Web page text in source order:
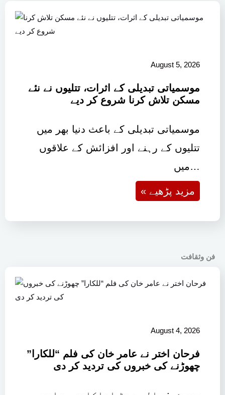
August 5, 2026
موسمیاتی تبدیلی کے اثرات، تتلیوں نے نئے
مسکن تلاش کرنا شروع کر دیے
موسمیاتی تبدیلی کے باعث دنیا بھر میں
تتلیوں کے رہنے اور افزائش کے علاقوں
میں…
« مزید پڑھیے
فن وثقافت
August 4, 2026
فرحان اختر نے عامر خان کی فلم “للکارا”
چھوڑنے کی خبروں کی تردید کر دی